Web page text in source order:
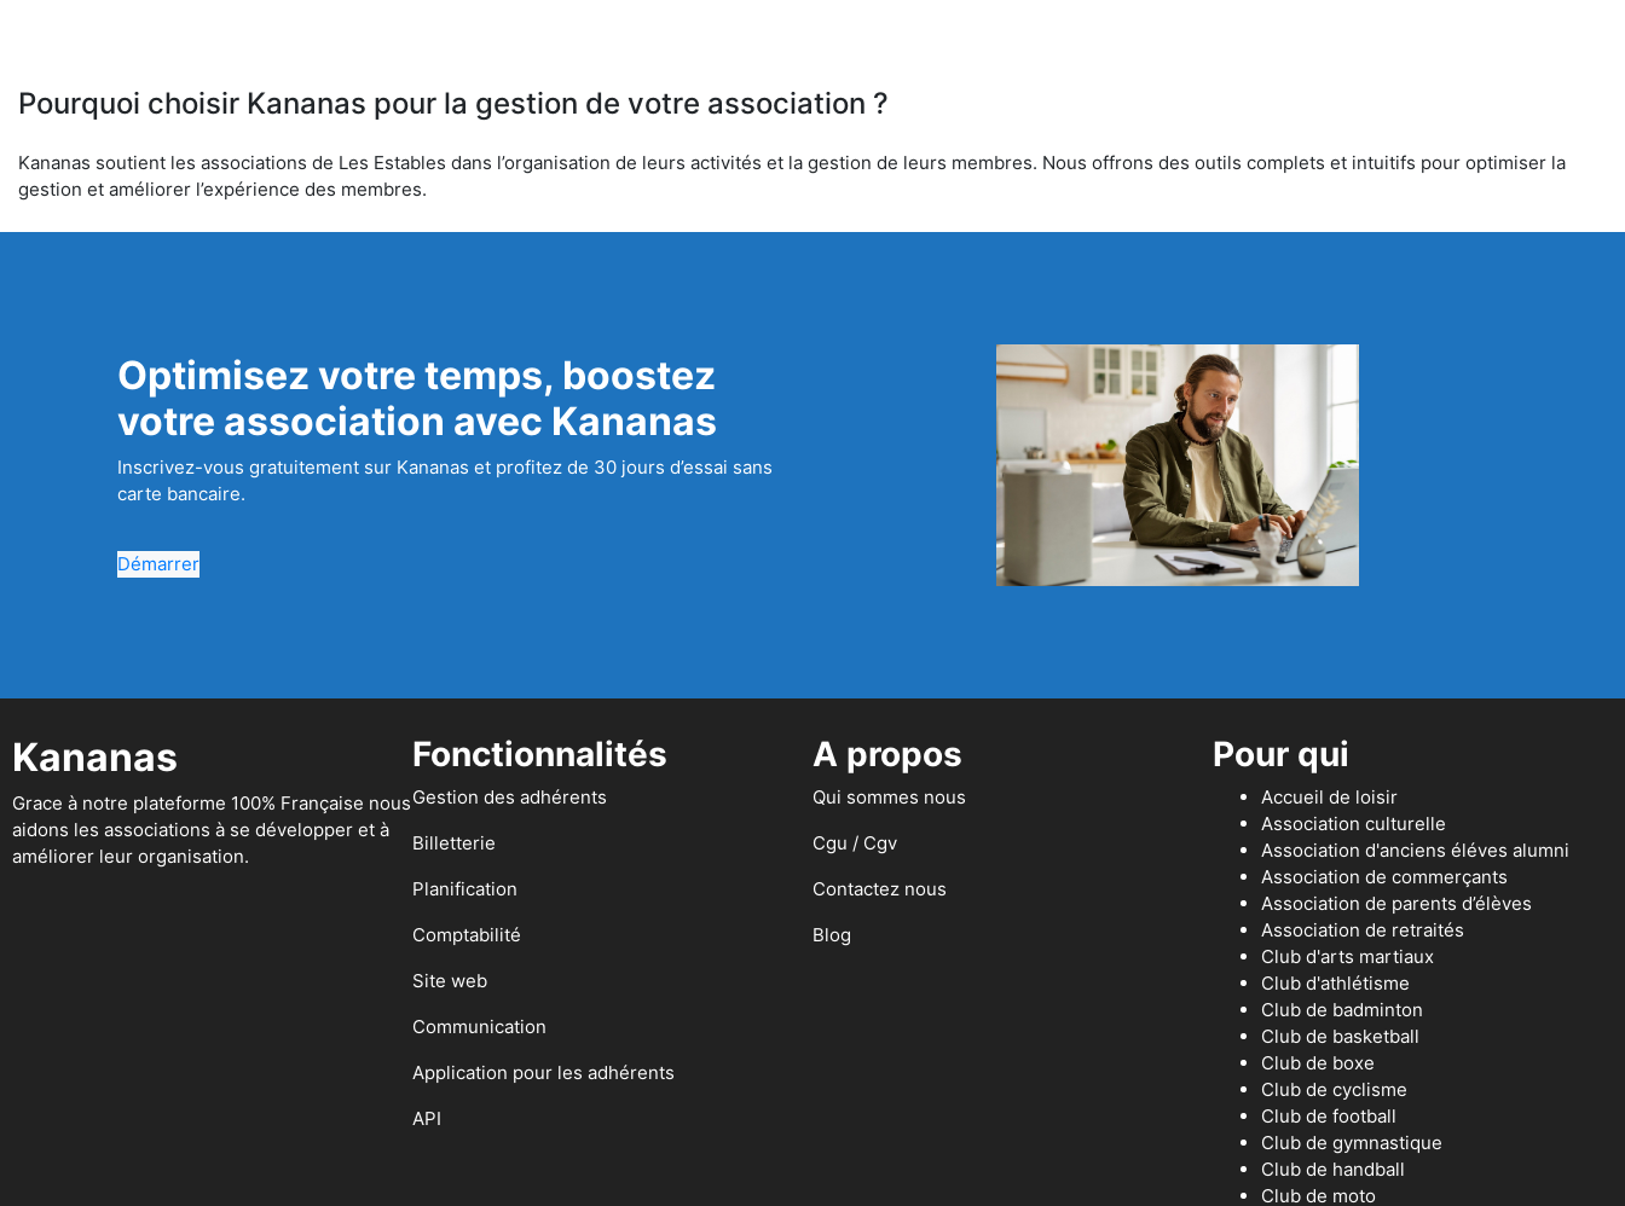
Pourquoi choisir Kananas pour la gestion de votre association ?
Kananas soutient les associations de Les Estables dans l’organisation de leurs activités et la gestion de leurs membres. Nous offrons des outils complets et intuitifs pour optimiser la
gestion et améliorer l’expérience des membres.
Optimisez votre temps, boostez
votre association avec Kananas
Inscrivez-vous gratuitement sur Kananas et profitez de 30 jours d’essai sans
carte bancaire.
Démarrer
Kananas
Grace à notre plateforme 100% Française nous
aidons les associations à se développer et à
améliorer leur organisation.
Fonctionnalités
Gestion des adhérents
Billetterie
Planification
Comptabilité
Site web
Communication
Application pour les adhérents
API
A propos
Qui sommes nous
Cgu / Cgv
Contactez nous
Blog
Pour qui
Accueil de loisir
Association culturelle
Association d'anciens éléves alumni
Association de commerçants
Association de parents d’élèves
Association de retraités
Club d'arts martiaux
Club d'athlétisme
Club de badminton
Club de basketball
Club de boxe
Club de cyclisme
Club de football
Club de gymnastique
Club de handball
Club de moto